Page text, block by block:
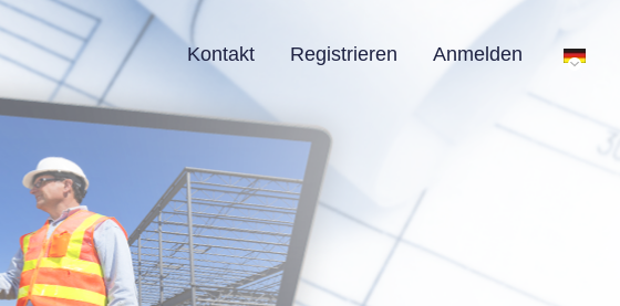
Kontakt Registrieren Anmelden